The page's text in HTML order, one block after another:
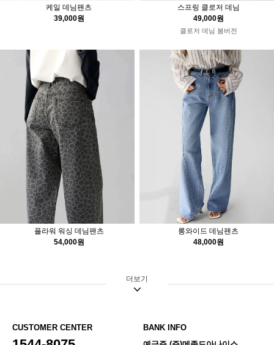
케일 데님팬츠
39,000원
스프링 클로저 데님
49,000원
클로저 데님 봄버전
플라워 워싱 데님팬츠
54,000원
롱와이드 데님팬츠
48,000원
더보기
CUSTOMER CENTER
BANK INFO